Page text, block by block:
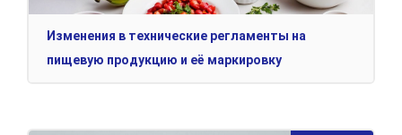
Изменения в технические регламенты на
пищевую продукцию и её маркировку